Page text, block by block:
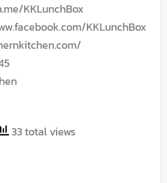
KKLunchBox
KKLunchBox
33 total views